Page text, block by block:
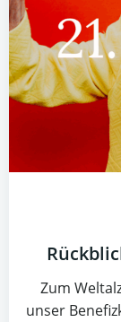
Zum
unser